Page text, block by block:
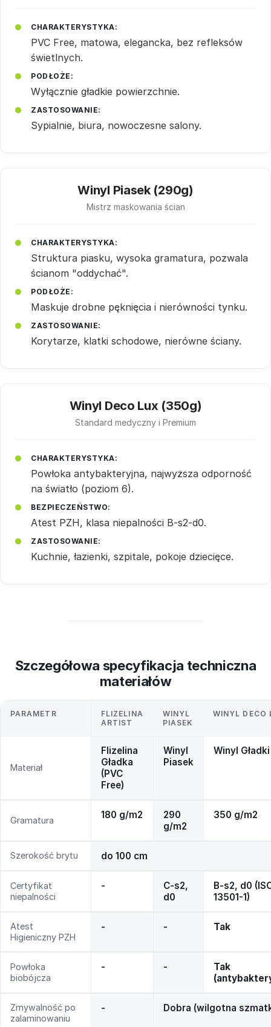
CHARAKTERYSTYKA:
PVC Free, matowa, elegancka, bez refleksów
świetlnych.
PODŁOŻE:
Wyłącznie gładkie powierzchnie.
ZASTOSOWANIE:
Sypialnie, biura, nowoczesne salony.
Winyl Piasek (290g)
Mistrz maskowania ścian
CHARAKTERYSTYKA:
Struktura piasku, wysoka gramatura, pozwala
ścianom "oddychać".
PODŁOŻE:
Maskuje drobne pęknięcia i nierówności tynku.
ZASTOSOWANIE:
Korytarze, klatki schodowe, nierówne ściany.
Winyl Deco Lux (350g)
Standard medyczny i Premium
CHARAKTERYSTYKA:
Powłoka antybakteryjna, najwyższa odporność
na światło (poziom 6).
BEZPIECZEŃSTWO:
Atest PZH, klasa niepalności B-s2-d0.
ZASTOSOWANIE:
Kuchnie, łazienki, szpitale, pokoje dziecięce.
Szczegółowa specyfikacja techniczna
materiałów
PARAMETR
FLIZELINA
ARTIST
WINYL
PIASEK
WINYL DECO
Materiał
Flizelina
Gładka
(PVC
Free)
Winyl
Piasek
Winyl Gładki
Gramatura 180 g/m2
290
g/m2
350 g/m2
Szerokość brytu do 100 cm
Certyfikat
niepalności
-
C-s2,
d0
B-s2, d0
13501-1)
Atest
Higieniczny PZH
- - Tak
Powłoka
biobójcza
- -
Tak
Zmywalność po
zalaminowaniu
- Dobra (wilgotna